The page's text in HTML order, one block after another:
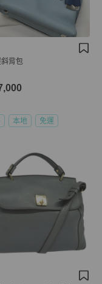
斜背包
本地 免運